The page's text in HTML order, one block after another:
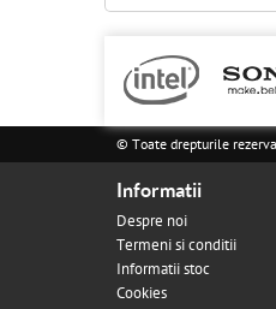
© Toate drepturile
Informatii
Despre noi
Termeni si conditii
Informatii stoc
Cookies